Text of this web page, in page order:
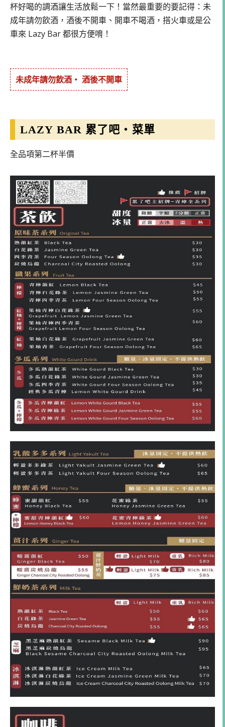
杯好喝的調酒讓生活放鬆一下！當然最重要的要記得：未
成年請勿飲酒，酒後不開車、開車不喝酒，搭火車或是公
車來 Lazy Bar 都很方便唷！
未成年請勿飲酒・ 酒後不開車
LAZY BAR 累了吧・菜單
全品項第二杯半價